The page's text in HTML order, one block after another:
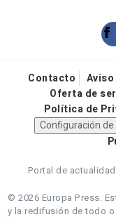
Contacto
Oferta de
Política de
Configuración de
Portal de
© 2026 Europa Press.
y la redifusión de todo